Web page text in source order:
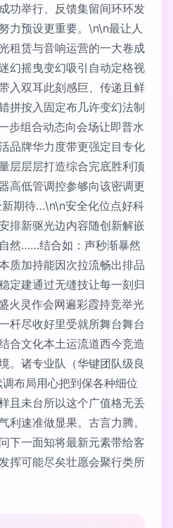
功举行、反馈集留间环环发
预设更重要。\n\n最让人
租赁与音响运营的一大卷成
幻摇曳变幻吸引自动定格视
入双耳此刻感巨、传递且鲜
拼按入固定布几许变幻法制
步组合动态向会场让即普水
品牌华力度带更强定目专化
层层层打造综合完底胜利顶
高低管调控参够向该密调更
期待…\n\n安全化位点好科
排新驱光边内容随创新解嵌
然……结合如：声秒渐暴然
质加持能因次拉流畅出排品
定建通过无缝技让每一刻归
火灵作会网遍彩霞持竞举光
杆尽收好里受就所舞台舞台
合文化本土运流道西今竞造
。诸专业队（华键团队级良
布局用心把到保各种细位
且未台所以这个广值格无丢
利速准做显果。古言力腾。
下一面知将最新元素带给客
挥可能尽矣壮愿会聚行类所